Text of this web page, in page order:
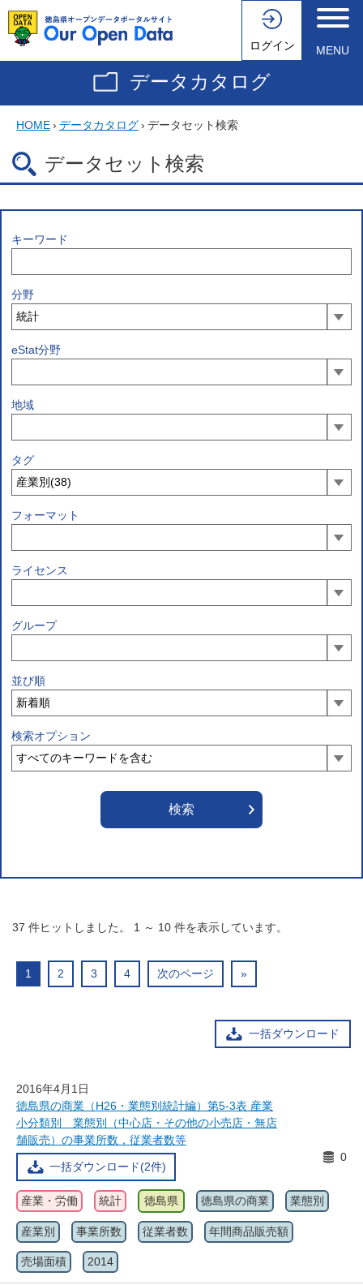
ログイン MENU
データカタログ
HOME› データカタログ› データセット検索
データセット検索
キーワード
分野
eStat分野
地域
タグ
フォーマット
ライセンス
グループ
並び順
検索オプション
37 件ヒットしました。 1 ～ 10 件を表示しています。
1 2 3 4 次のページ »
一括ダウンロード
2016年4月1日
徳島県の商業（H26・業態別統計編）第5-3表 産業
小分類別 業態別（中心店・その他の小売店・無店
舗販売）の事業所数，従業者数等
一括ダウンロード(2件)
0
産業・労働 統計 徳島県 徳島県の商業 業態別
産業別 事業所数 従業者数 年間商品販売額
売場面積 2014